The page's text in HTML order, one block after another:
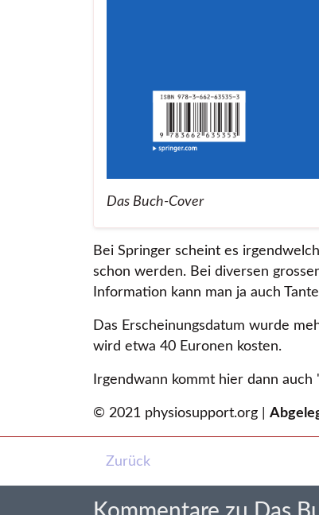
Das Buch-Cover
Bei Springer scheint es
schon werden. Bei diversen
Information kann man ja auch
Das Erscheinungsdatum wurde
wird etwa 40 Euronen kosten.
Irgendwann kommt hier dann
© 2021 physiosupport.org |
Zurück